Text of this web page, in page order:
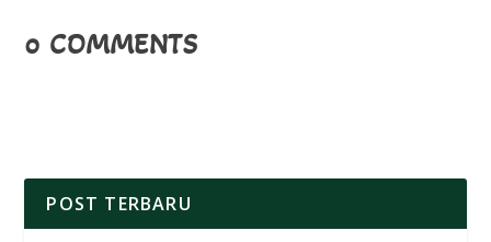
0 COMMENTS
POST TERBARU